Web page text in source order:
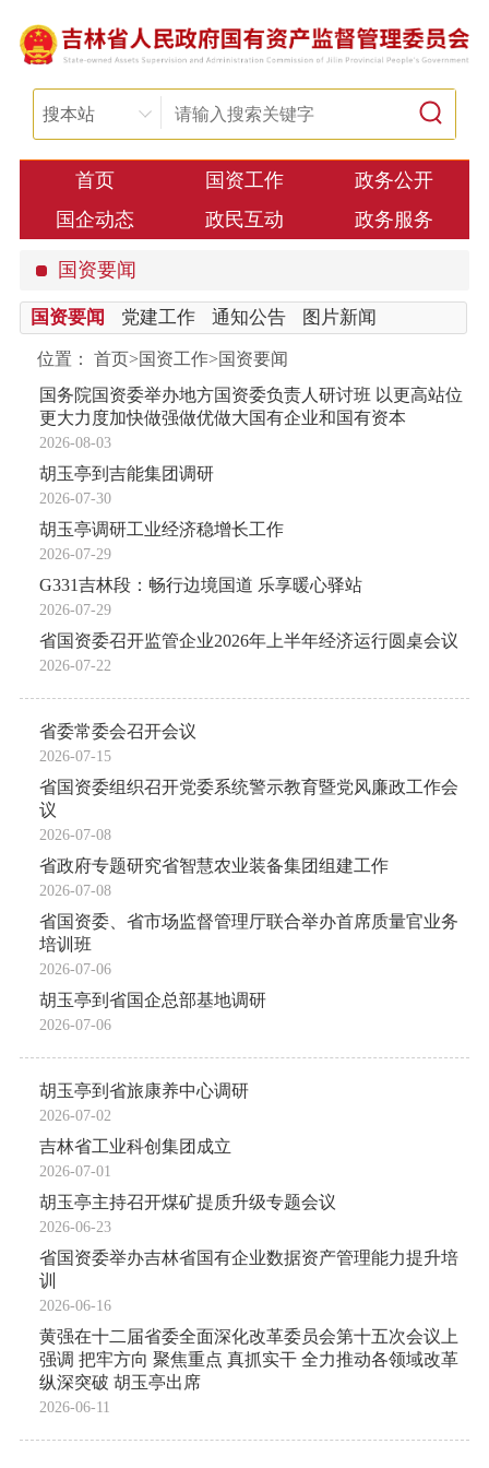
搜本站
首页 国资工作
政务公开
国企动态
政民互动 政务服务
国资要闻
国资要闻 党建工作 通知公告 图片新闻
位置：首页>国资工作>国资要闻
国务院国资委举办地方国资委负责人研讨班 以更高站位
更大力度加快做强做优做大国有企业和国有资本
2026-08-03
胡玉亭到吉能集团调研
2026-07-30
胡玉亭调研工业经济稳增长工作
2026-07-29
G331吉林段：畅行边境国道 乐享暖心驿站
2026-07-29
省国资委召开监管企业2026年上半年经济运行圆桌会议
2026-07-22
省委常委会召开会议
2026-07-15
省国资委组织召开党委系统警示教育暨党风廉政工作会
议
2026-07-08
省政府专题研究省智慧农业装备集团组建工作
2026-07-08
省国资委、省市场监督管理厅联合举办首席质量官业务
培训班
2026-07-06
胡玉亭到省国企总部基地调研
2026-07-06
胡玉亭到省旅康养中心调研
2026-07-02
吉林省工业科创集团成立
2026-07-01
胡玉亭主持召开煤矿提质升级专题会议
2026-06-23
省国资委举办吉林省国有企业数据资产管理能力提升培
训
2026-06-16
黄强在十二届省委全面深化改革委员会第十五次会议上
强调 把牢方向 聚焦重点 真抓实干 全力推动各领域改革
纵深突破 胡玉亭出席
2026-06-11